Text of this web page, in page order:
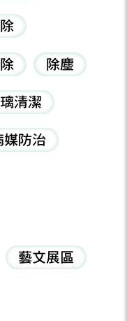
除塵
清潔
媒防治
藝文展區